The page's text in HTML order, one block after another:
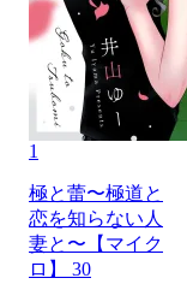
1
極と蕾〜極道と
恋を知らない人
妻と〜【マイク
ロ】 30